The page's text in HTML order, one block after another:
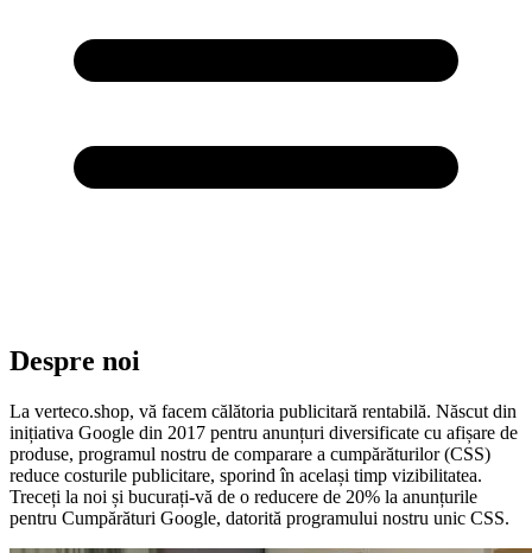
Despre noi
La verteco.shop, vă facem călătoria publicitară rentabilă. Născut din
inițiativa Google din 2017 pentru anunțuri diversificate cu afișare de
produse, programul nostru de comparare a cumpărăturilor (CSS)
reduce costurile publicitare, sporind în același timp vizibilitatea.
Treceți la noi și bucurați-vă de o reducere de 20% la anunțurile
pentru Cumpărături Google, datorită programului nostru unic CSS.